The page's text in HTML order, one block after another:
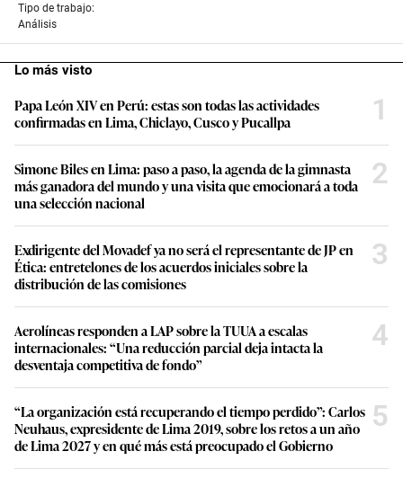
Tipo de trabajo:
Análisis
Lo más visto
Papa León XIV en Perú: estas son todas las actividades
confirmadas en Lima, Chiclayo, Cusco y Pucallpa
1
Simone Biles en Lima: paso a paso, la agenda de la gimnasta
más ganadora del mundo y una visita que emocionará a toda
una selección nacional
2
Exdirigente del Movadef ya no será el representante de JP en
Ética: entretelones de los acuerdos iniciales sobre la
distribución de las comisiones
3
Aerolíneas responden a LAP sobre la TUUA a escalas
internacionales: “Una reducción parcial deja intacta la
desventaja competitiva de fondo”
4
“La organización está recuperando el tiempo perdido”: Carlos
Neuhaus, expresidente de Lima 2019, sobre los retos a un año
de Lima 2027 y en qué más está preocupado el Gobierno
5